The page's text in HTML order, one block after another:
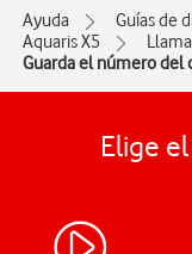
Ayuda Guías de
Aquaris X5
Guarda el número del
Elige